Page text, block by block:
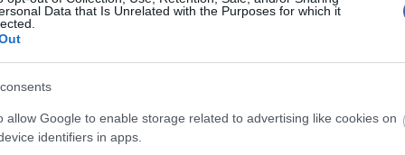
Data that Is Unrelated with the Purposes for which it
allow Google to enable storage related to advertising like cookies on
identifiers in apps.
írások:
furcsállni fogják a fényedet
vissza a sok gombot a dobozba!
Mit